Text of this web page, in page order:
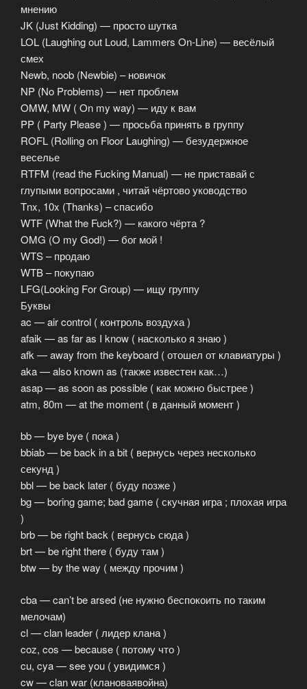
мнению
JK (Just Kidding) — просто шутка
LOL (Laughing out Loud, Lammers On-Line) — весёлый
смех
Newb, noob (Newbie) – новичок
NP (No Problems) — нет проблем
OMW, MW ( On my way) — иду к вам
PP ( Party Please ) — просьба принять в группу
ROFL (Rolling on Floor Laughing) — безудержное
веселье
RTFM (read the Fucking Manual) — не приставай с
глупыми вопросами , читай чёртово уководство
Tnx, 10x (Thanks) – спасибо
WTF (What the Fuck?) — какого чёрта ?
OMG (O my God!) — бог мой !
WTS – продаю
WTB – покупаю
LFG(Looking For Group) — ищу группу
Буквы
ac — air control ( контроль воздуха )
afaik — as far as I know ( насколько я знаю )
afk — away from the keyboard ( отошел от клавиатуры )
aka — also known as (также известен как…)
asap — as soon as possible ( как можно быстрее )
atm, 80m — at the moment ( в данный момент )
bb — bye bye ( пока )
bbiab — be back in a bit ( вернусь через несколько
секунд )
bbl — be back later ( буду позже )
bg — boring game; bad game ( скучная игра ; плохая игра
)
brb — be right back ( вернусь сюда )
brt — be right there ( буду там )
btw — by the way ( между прочим )
cba — can’t be arsed (не нужно беспокоить по таким
мелочам)
cl — clan leader ( лидер клана )
coz, cos — because ( потому что )
cu, cya — see you ( увидимся )
cw — clan war (клановаявойна)